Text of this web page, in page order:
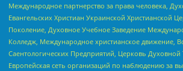
Международное партнерство за права человека,
Евангельских Христиан Украинской Христианской
Поколение, Духовное Учебное Заведение
Колледж, Международное христианское движение,
Саентологических Предприятий, Церковь Духовной
Европейская сеть организаций по наблюдению за